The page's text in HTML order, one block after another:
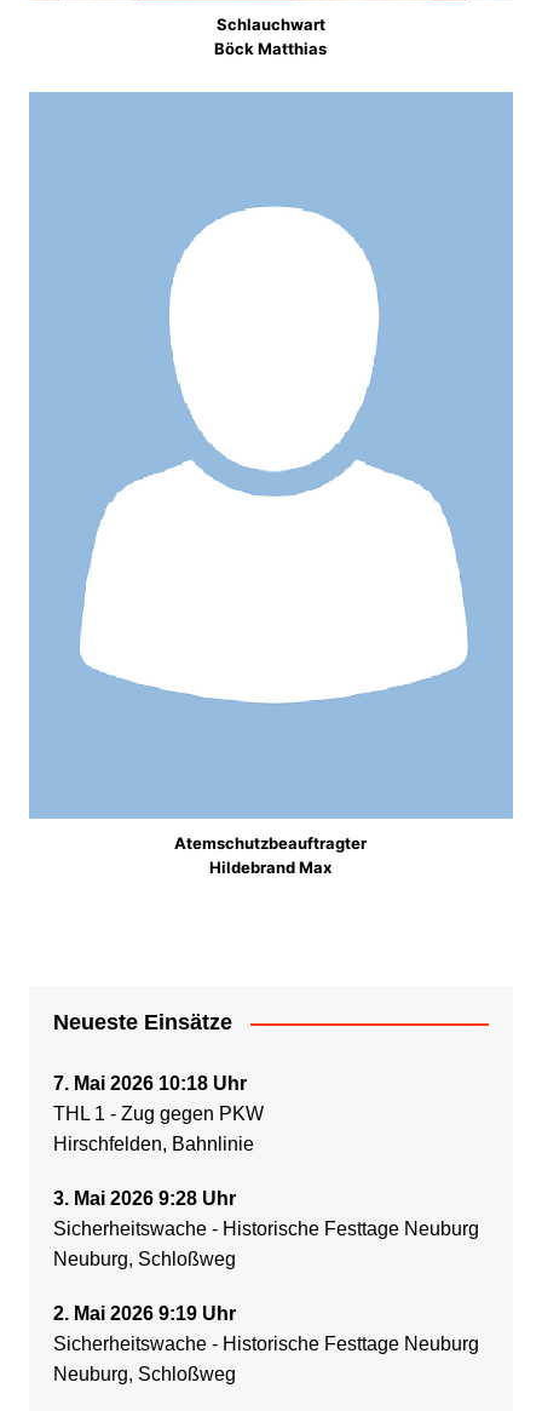
Schlauchwart
Böck Matthias
Atemschutzbeauftragter
Hildebrand Max
Neueste Einsätze
7. Mai 2026 10:18 Uhr
THL 1 - Zug gegen PKW
Hirschfelden, Bahnlinie
3. Mai 2026 9:28 Uhr
Sicherheitswache - Historische Festtage Neuburg
Neuburg, Schloßweg
2. Mai 2026 9:19 Uhr
Sicherheitswache - Historische Festtage Neuburg
Neuburg, Schloßweg